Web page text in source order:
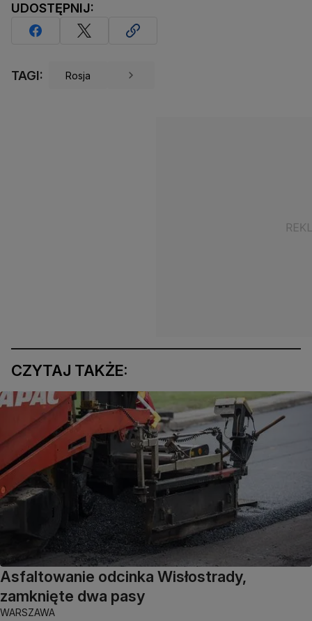
UDOSTĘPNIJ:
TAGI: Rosja
CZYTAJ TAKŻE:
Asfaltowanie odcinka Wisłostrady,
zamknięte dwa pasy
WARSZAWA